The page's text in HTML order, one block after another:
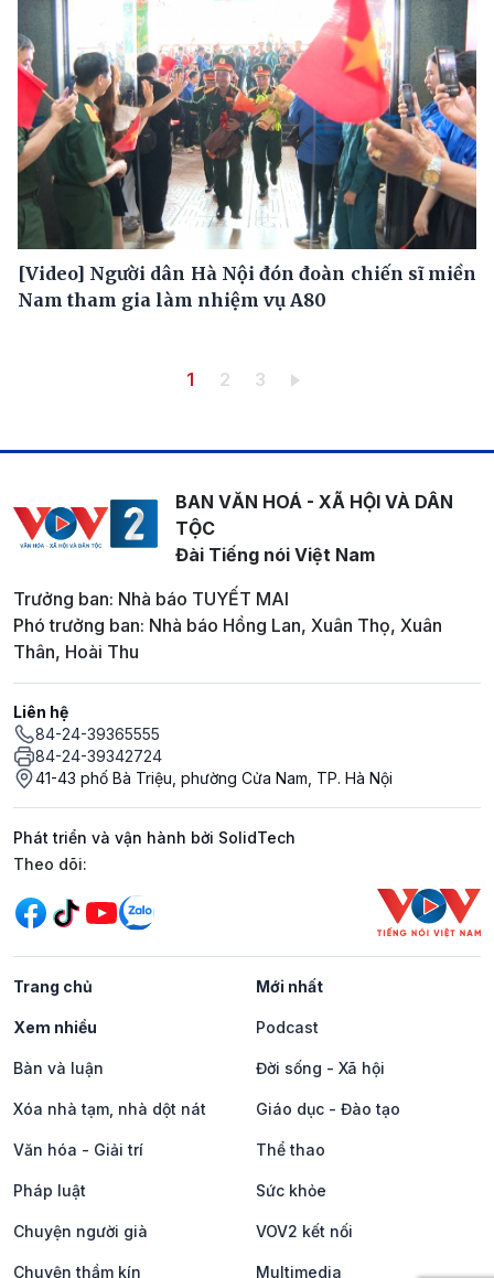
[Video] Người dân Hà Nội đón đoàn chiến sĩ miền
Nam tham gia làm nhiệm vụ A80
Trang hiện thời
1 Trang
2 Trang
3
BAN VĂN HOÁ - XÃ HỘI VÀ DÂN
TỘC
Đài Tiếng nói Việt Nam
Trưởng ban: Nhà báo TUYẾT MAI
Phó trưởng ban: Nhà báo Hồng Lan, Xuân Thọ, Xuân
Thân, Hoài Thu
Liên hệ
84-24-39365555
84-24-39342724
41-43 phố Bà Triệu, phường Cửa Nam, TP. Hà Nội
Phát triển và vận hành bởi SolidTech
Mạng xã hội
Theo dõi:
Trang chủ Mới nhất
Xem nhiều Podcast
Bàn và luận Đời sống - Xã hội
Xóa nhà tạm, nhà dột nát Giáo dục - Đào tạo
Văn hóa - Giải trí Thể thao
Pháp luật Sức khỏe
Chuyện người già VOV2 kết nối
Chuyện thầm kín Multimedia